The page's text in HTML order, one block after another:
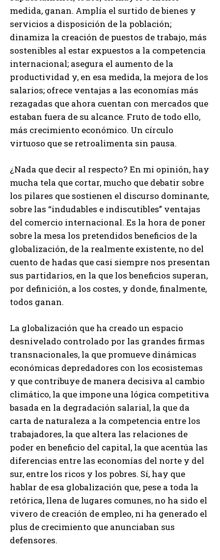
medida, ganan. Amplía el surtido de bienes y
servicios a disposición de la población;
dinamiza la creación de puestos de trabajo, más
sostenibles al estar expuestos a la competencia
internacional; asegura el aumento de la
productividad y, en esa medida, la mejora de los
salarios; ofrece ventajas a las economías más
rezagadas que ahora cuentan con mercados que
estaban fuera de su alcance. Fruto de todo ello,
más crecimiento económico. Un círculo
virtuoso que se retroalimenta sin pausa.
¿Nada que decir al respecto? En mi opinión, hay
mucha tela que cortar, mucho que debatir sobre
los pilares que sostienen el discurso dominante,
sobre las “indudables e indiscutibles” ventajas
del comercio internacional. Es la hora de poner
sobre la mesa los pretendidos beneficios de la
globalización, de la realmente existente, no del
cuento de hadas que casi siempre nos presentan
sus partidarios, en la que los beneficios superan,
por definición, a los costes, y donde, finalmente,
todos ganan.
La globalización que ha creado un espacio
desnivelado controlado por las grandes firmas
transnacionales, la que promueve dinámicas
económicas depredadores con los ecosistemas
y que contribuye de manera decisiva al cambio
climático, la que impone una lógica competitiva
basada en la degradación salarial, la que da
carta de naturaleza a la competencia entre los
trabajadores, la que altera las relaciones de
poder en beneficio del capital, la que acentúa las
diferencias entre las economías del norte y del
sur, entre los ricos y los pobres. Sí, hay que
hablar de esa globalización que, pese a toda la
retórica, llena de lugares comunes, no ha sido el
vivero de creación de empleo, ni ha generado el
plus de crecimiento que anunciaban sus
defensores.